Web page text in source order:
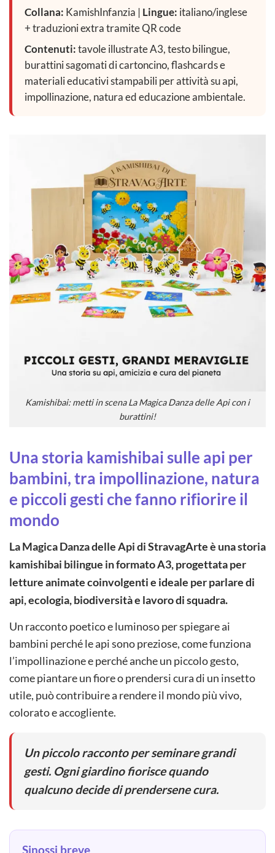
Collana: KamishInfanzia | Lingue: italiano/inglese
+ traduzioni extra tramite QR code
Contenuti:tavole illustrate A3, testo bilingue,
burattini sagomati di cartoncino, flashcards e
materiali educativi stampabili per attività su api,
impollinazione, natura ed educazione ambientale.
Kamishibai: metti in scena La Magica Danza delle Api con i
burattini!
Una storia kamishibai sulle api per
bambini, tra impollinazione, natura
e piccoli gesti che fanno rifiorire il
mondo
La Magica Danza delle Api di StravagArte è una storia
kamishibai bilingue in formato A3, progettata per
letture animate coinvolgenti e ideale per parlare di
api, ecologia, biodiversità e lavoro di squadra.
Un racconto poetico e luminoso per spiegare ai
bambini perché le api sono preziose, come funziona
l’impollinazione e perché anche un piccolo gesto,
come piantare un fiore o prendersi cura di un insetto
utile, può contribuire a rendere il mondo più vivo,
colorato e accogliente.
Un piccolo racconto per seminare grandi
gesti. Ogni giardino fiorisce quando
qualcuno decide di prendersene cura.
Sinossi breve